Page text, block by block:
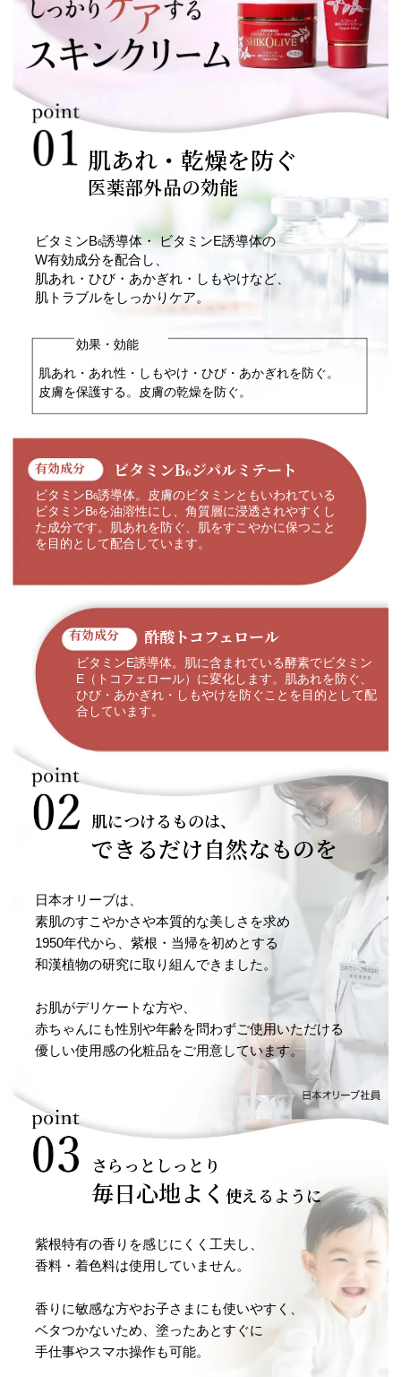
肌あれ・乾燥を防ぐ
医薬部外品の効能
ビタミンB6誘導体・ ビタミンE誘導体の
W有効成分を配合し、
肌あれ・ひび・あかぎれ・しもやけなど、
肌トラブルをしっかりケア。
効果・効能
肌あれ・あれ性・しもやけ・ひび・あかぎれを防ぐ。
皮膚を保護する。皮膚の乾燥を防ぐ。
有効成分 ビタミンB6 ジパルミテート
ビタミンB6誘導体。皮膚のビタミンともいわれている
ビタミンB6を油溶性にし、角質層に浸透されやすくし
た成分です。肌あれを防ぐ、肌をすこやかに保つこと
を目的として配合しています。
有効成分 酢酸トコフェロール
ビタミンE誘導体。肌に含まれている酵素でビタミン
E（トコフェロール）に変化します。肌あれを防ぐ、
ひび・あかぎれ・しもやけを防ぐことを目的として配
合しています。
肌につけるものは、
できるだけ自然なものを
日本オリーブは、
素肌のすこやかさや本質的な美しさを求め
1950年代から、紫根・当帰を初めとする
和漢植物の研究に取り組んできました。
お肌がデリケートな方や、
赤ちゃんにも性別や年齢を問わずご使用いただける
優しい使用感の化粧品をご用意しています。
さらっとしっとり
毎日心地よく使えるように
紫根特有の香りを感じにくく工夫し、
香料・着色料は使用していません。
香りに敏感な方やお子さまにも使いやすく、
ベタつかないため、塗ったあとすぐに
手仕事やスマホ操作も可能。